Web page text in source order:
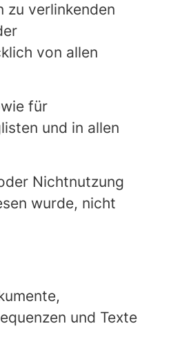
zu verlinkenden
von allen
für
und in allen
Nichtnutzung
wurde, nicht
und Texte